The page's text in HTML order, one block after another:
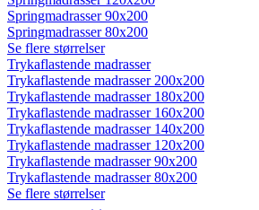
Springmadrasser 90x200
Springmadrasser 80x200
Se flere størrelser
Trykaflastende madrasser
Trykaflastende madrasser 200x200
Trykaflastende madrasser 180x200
Trykaflastende madrasser 160x200
Trykaflastende madrasser 140x200
Trykaflastende madrasser 120x200
Trykaflastende madrasser 90x200
Trykaflastende madrasser 80x200
Se flere størrelser